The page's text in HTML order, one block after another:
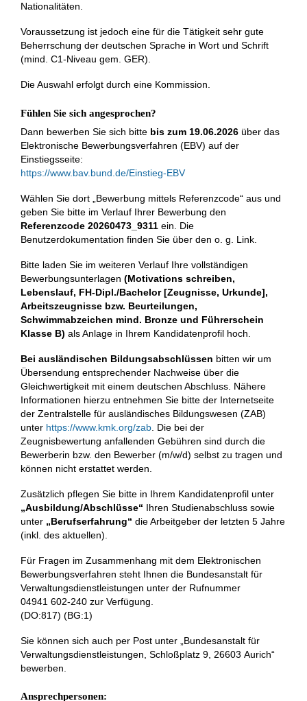
Nationalitäten.
Voraussetzung ist jedoch eine für die Tätigkeit sehr gute
Beherrschung der deutschen Sprache in Wort und Schrift
(mind. C1‑Niveau gem. GER).
Die Auswahl erfolgt durch eine Kommission.
Fühlen Sie sich angesprochen?
Dann bewerben Sie sich bitte bis zum 19.06.2026 über das
Elektronische Bewerbungs­verfahren (EBV) auf der
Einstiegsseite:
https://www.bav.bund.de/Einstieg-EBV
Wählen Sie dort „Bewerbung mittels Referenzcode“ aus und
geben Sie bitte im Verlauf Ihrer Bewerbung den
Referenzcode 20260473_9311 ein. Die
Benutzerdokumentation finden Sie über den o. g. Link.
Bitte laden Sie im weiteren Verlauf Ihre vollständigen
Bewerbungsunterlagen (Motivations­ schreiben,
Lebenslauf, FH‑Dipl./​Bachelor [Zeugnisse, Urkunde],
Arbeitszeugnisse bzw. Beurteilungen,
Schwimmabzeichen mind. Bronze und Führerschein
Klasse B) als Anlage in Ihrem Kandidatenprofil hoch.
Bei ausländischen Bildungsabschlüssen bitten wir um
Übersendung entsprechender Nachweise über die
Gleichwertigkeit mit einem deutschen Abschluss. Nähere
Informationen hierzu entnehmen Sie bitte der Internetseite
der Zentralstelle für ausländisches Bildungswesen (ZAB)
unter https://www.kmk.org/zab . Die bei der
Zeugnisbewertung anfallenden Gebühren sind durch die
Bewerberin bzw. den Bewerber (m/w/d) selbst zu tragen und
können nicht erstattet werden.
Zusätzlich pflegen Sie bitte in Ihrem Kandidatenprofil unter
„Ausbildung/Abschlüsse“ Ihren Studienabschluss sowie
unter „Berufserfahrung“ die Arbeitgeber der letzten 5 Jahre
(inkl. des aktuellen).
Für Fragen im Zusammenhang mit dem Elektronischen
Bewerbungsverfahren steht Ihnen die Bundesanstalt für
Verwaltungsdienstleistungen unter der Rufnummer
04941 602‑240 zur Verfügung.
(DO:817) (BG:1)
Sie können sich auch per Post unter „Bundesanstalt für
Verwaltungs­dienstleistungen, Schloßplatz 9, 26603 Aurich“
bewerben.
Ansprechpersonen: